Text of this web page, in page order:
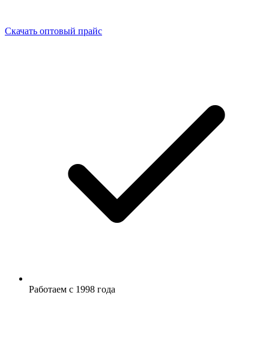
Скачать оптовый прайс
Работаем с 1998 года